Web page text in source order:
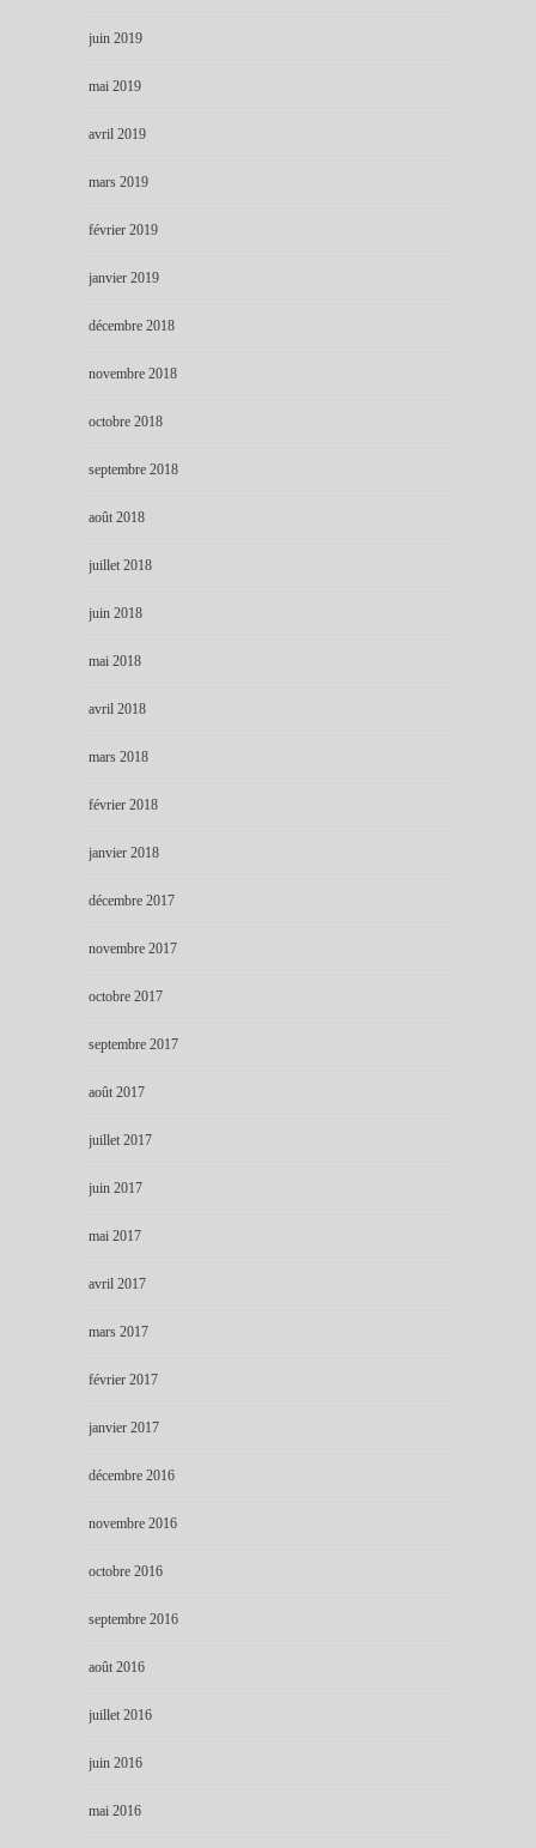
juin 2019
mai 2019
avril 2019
mars 2019
février 2019
janvier 2019
décembre 2018
novembre 2018
octobre 2018
septembre 2018
août 2018
juillet 2018
juin 2018
mai 2018
avril 2018
mars 2018
février 2018
janvier 2018
décembre 2017
novembre 2017
octobre 2017
septembre 2017
août 2017
juillet 2017
juin 2017
mai 2017
avril 2017
mars 2017
février 2017
janvier 2017
décembre 2016
novembre 2016
octobre 2016
septembre 2016
août 2016
juillet 2016
juin 2016
mai 2016